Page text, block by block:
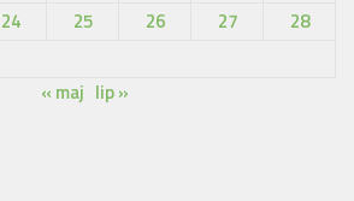
24 25 26 27
28
« maj lip »